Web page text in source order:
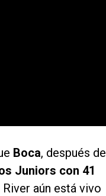
Boca, después de
Juniors con 41
aún está vivo